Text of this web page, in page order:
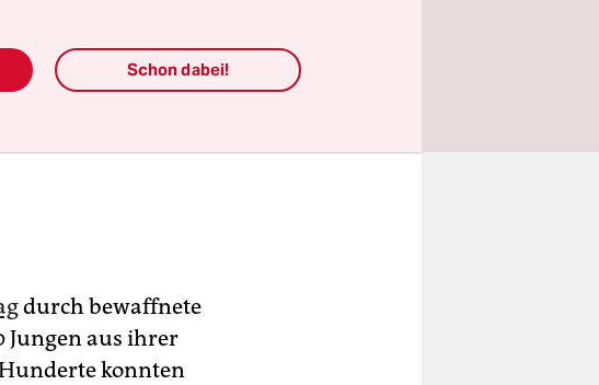
durch bewaffnete
Jungen aus ihrer
konnten
Schon dabei!